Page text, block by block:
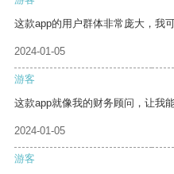
这款app的用户群体非常庞大，我
2024-01-05
游客
这款app就像我的财务顾问，让我
2024-01-05
游客